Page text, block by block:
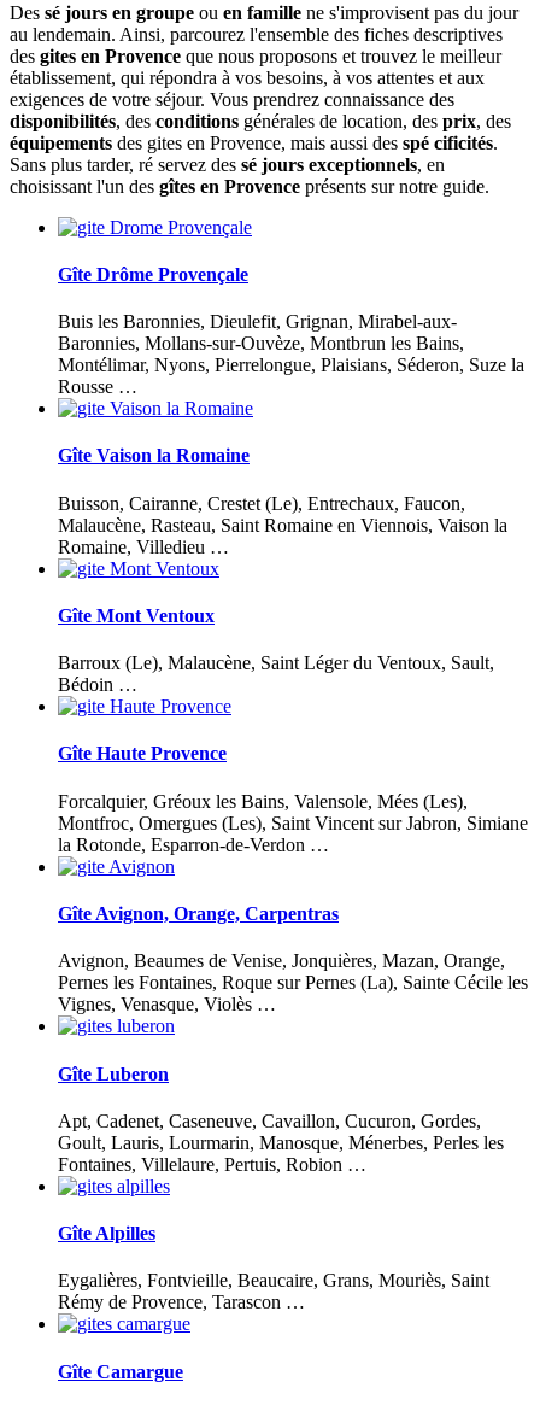
Des sé jours en groupe ou en famille ne s'improvisent pas du jour
au lendemain. Ainsi, parcourez l'ensemble des fiches descriptives
des gites en Provence que nous proposons et trouvez le meilleur
établissement, qui répondra à vos besoins, à vos attentes et aux
exigences de votre séjour. Vous prendrez connaissance des
disponibilités, des conditions générales de location, des prix, des
équipements des gites en Provence, mais aussi des spé cificités.
Sans plus tarder, ré servez des sé jours exceptionnels, en
choisissant l'un des gîtes en Provence présents sur notre guide.
Gîte Drôme Provençale
Buis les Baronnies, Dieulefit, Grignan, Mirabel-aux-
Baronnies, Mollans-sur-Ouvèze, Montbrun les Bains,
Montélimar, Nyons, Pierrelongue, Plaisians, Séderon, Suze la
Rousse …
Gîte Vaison la Romaine
Buisson, Cairanne, Crestet (Le), Entrechaux, Faucon,
Malaucène, Rasteau, Saint Romaine en Viennois, Vaison la
Romaine, Villedieu …
Gîte Mont Ventoux
Barroux (Le), Malaucène, Saint Léger du Ventoux, Sault,
Bédoin …
Gîte Haute Provence
Forcalquier, Gréoux les Bains, Valensole, Mées (Les),
Montfroc, Omergues (Les), Saint Vincent sur Jabron, Simiane
la Rotonde, Esparron-de-Verdon …
Gîte Avignon, Orange, Carpentras
Avignon, Beaumes de Venise, Jonquières, Mazan, Orange,
Pernes les Fontaines, Roque sur Pernes (La), Sainte Cécile les
Vignes, Venasque, Violès …
Gîte Luberon
Apt, Cadenet, Caseneuve, Cavaillon, Cucuron, Gordes,
Goult, Lauris, Lourmarin, Manosque, Ménerbes, Perles les
Fontaines, Villelaure, Pertuis, Robion …
Gîte Alpilles
Eygalières, Fontvieille, Beaucaire, Grans, Mouriès, Saint
Rémy de Provence, Tarascon …
Gîte Camargue